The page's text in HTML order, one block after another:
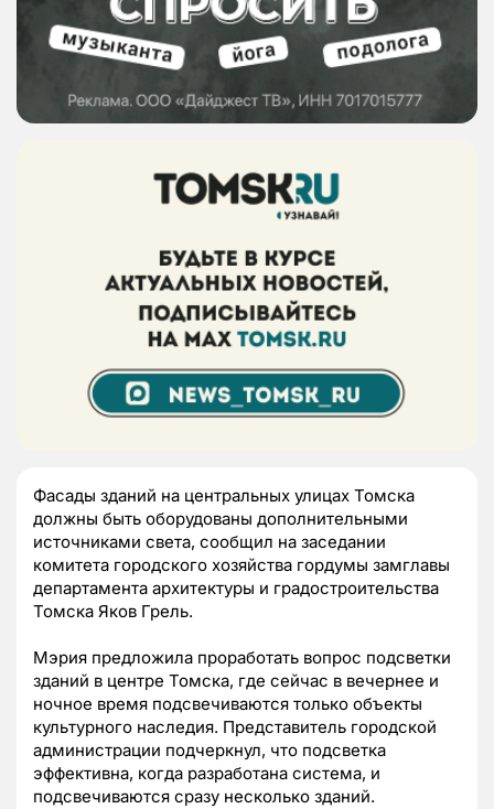
Фасады зданий на центральных улицах Томска
должны быть оборудованы дополнительными
источниками света, сообщил на заседании
комитета городского хозяйства гордумы замглавы
департамента архитектуры и градостроительства
Томска Яков Грель.
Мэрия предложила проработать вопрос подсветки
зданий в центре Томска, где сейчас в вечернее и
ночное время подсвечиваются только объекты
культурного наследия. Представитель городской
администрации подчеркнул, что подсветка
эффективна, когда разработана система, и
подсвечиваются сразу несколько зданий.